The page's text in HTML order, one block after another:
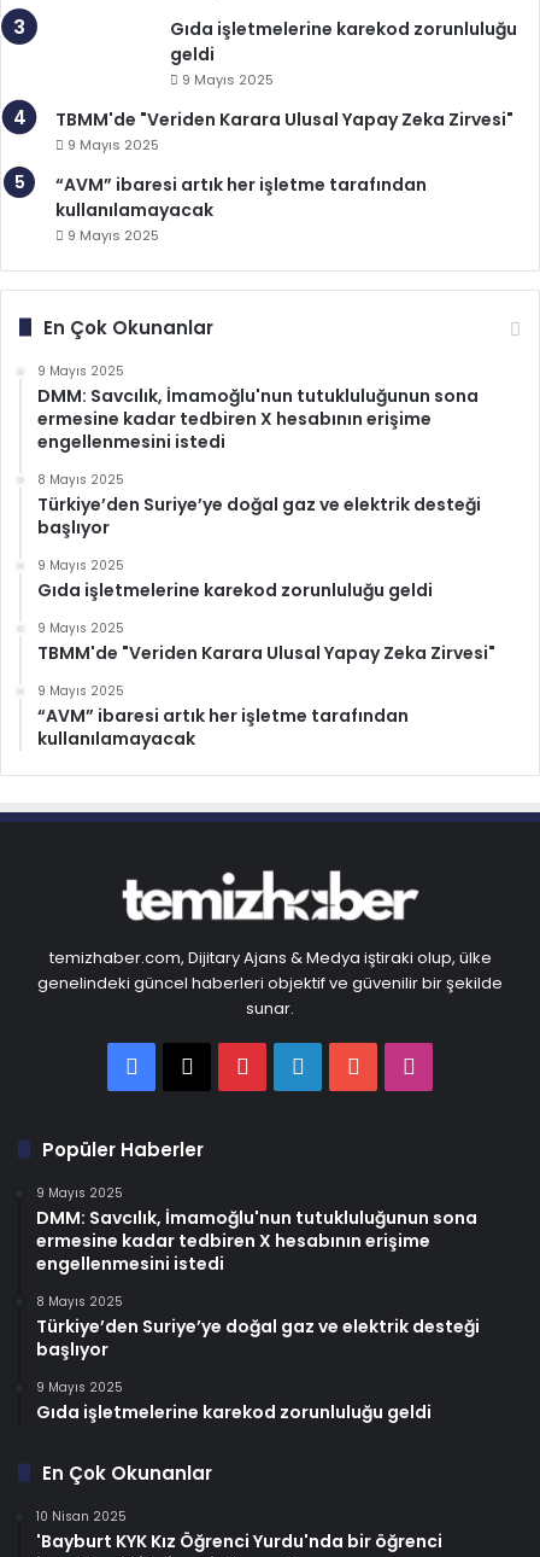
Gıda işletmelerine karekod zorunluluğu
geldi
9 Mayıs 2025
TBMM'de "Veriden Karara Ulusal Yapay Zeka Zirvesi"
9 Mayıs 2025
“AVM” ibaresi artık her işletme tarafından
kullanılamayacak
9 Mayıs 2025
En Çok Okunanlar
9 Mayıs 2025
DMM: Savcılık, İmamoğlu'nun tutukluluğunun sona
ermesine kadar tedbiren X hesabının erişime
engellenmesini istedi
8 Mayıs 2025
Türkiye’den Suriye’ye doğal gaz ve elektrik desteği
başlıyor
9 Mayıs 2025
Gıda işletmelerine karekod zorunluluğu geldi
9 Mayıs 2025
TBMM'de "Veriden Karara Ulusal Yapay Zeka Zirvesi"
9 Mayıs 2025
“AVM” ibaresi artık her işletme tarafından
kullanılamayacak
temizhaber.com, Dijitary Ajans & Medya iştiraki olup, ülke
genelindeki güncel haberleri objektif ve güvenilir bir şekilde
sunar.
Facebook
X PinterestLinkedInYouTube
Popüler Haberler
9 Mayıs 2025
DMM: Savcılık, İmamoğlu'nun tutukluluğunun sona
ermesine kadar tedbiren X hesabının erişime
engellenmesini istedi
8 Mayıs 2025
Türkiye’den Suriye’ye doğal gaz ve elektrik desteği
başlıyor
9 Mayıs 2025
Gıda işletmelerine karekod zorunluluğu geldi
En Çok Okunanlar
10 Nisan 2025
'Bayburt KYK Kız Öğrenci Yurdu'nda bir öğrenci